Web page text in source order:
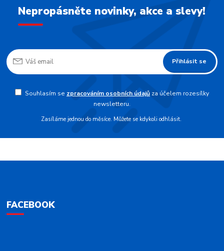
Nepropásněte novinky, akce a slevy!
Přihlásit se
Souhlasím se zpracováním osobních údajůza účelem rozesílky
newsletteru.
Zasíláme jednou do měsíce. Můžete se kdykoli odhlásit.
FACEBOOK